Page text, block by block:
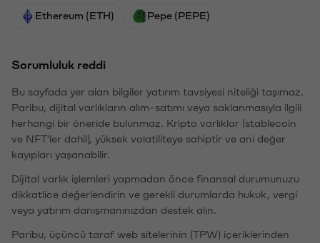
Ethereum (ETH) Pepe (PEPE)
Sorumluluk reddi
Bu sayfada yer alan bilgiler yatırım tavsiyesi niteliği taşımaz.
Paribu, dijital varlıkların alım-satımı veya saklanmasıyla ilgili
herhangi bir öneride bulunmaz. Kripto varlıklar (stablecoin
ve NFT'ler dahil), yüksek volatiliteye sahiptir ve ani değer
kayıpları yaşanabilir.
Dijital varlık işlemleri yapmadan önce finansal durumunuzu
dikkatlice değerlendirin ve gerekli durumlarda hukuk, vergi
veya yatırım danışmanınızdan destek alın.
Paribu, üçüncü taraf web sitelerinin (TPW) içeriklerinden